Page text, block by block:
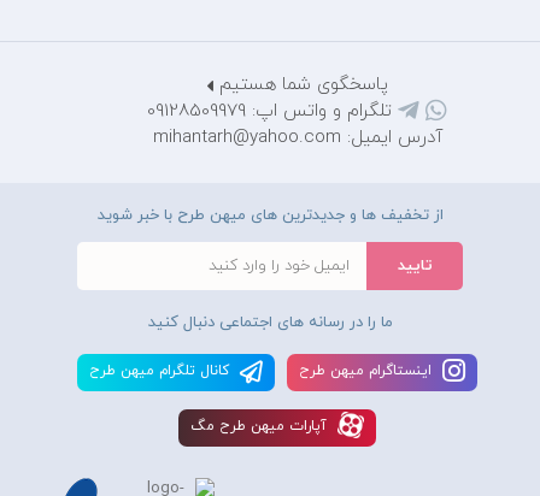
پاسخگوی شما هستیم
تلگرام و واتس اپ: 09128509979
آدرس ایمیل: mihantarh@yahoo.com
از تخفیف ها و جدیدترین های میهن طرح با خبر شوید
ما را در رسانه های اجتماعی دنبال کنید
اينستاگرام ميهن طرح کانال تلگرام ميهن طرح
آپارات ميهن طرح مگ